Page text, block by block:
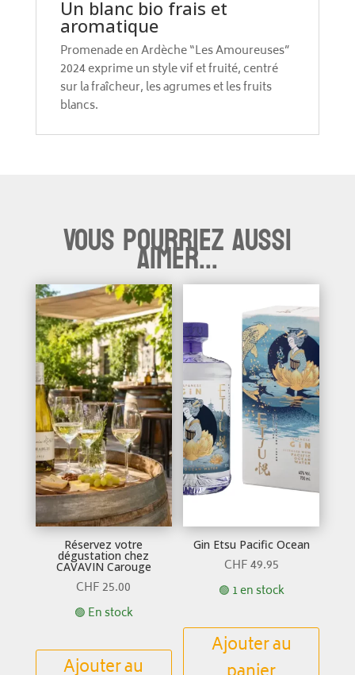
Un blanc bio frais et
aromatique
Promenade en Ardèche “Les Amoureuses”
2024 exprime un style vif et fruité, centré
sur la fraîcheur, les agrumes et les fruits
blancs.
Vous pourriez aussi
aimer...
Réservez votre
dégustation chez
CAVAVIN Carouge
CHF25.00
🟢 En stock
Ajouter au
Gin Etsu Pacific Ocean
CHF49.95
🟢 1 en stock
Ajouter au